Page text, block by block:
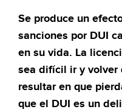
Se produce un
sanciones por DUI
en su vida. La
sea difícil ir y volver
resultar en que
que el DUI es un